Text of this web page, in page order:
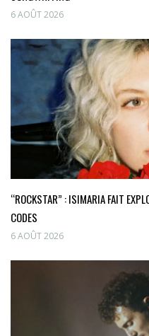
6 AOÛT 2026
“ROCKSTAR” : ISIMARIA FAIT
CODES
6 AOÛT 2026